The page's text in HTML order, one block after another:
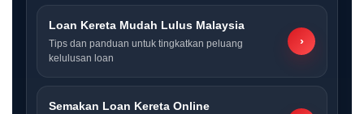
Loan Kereta Mudah Lulus Malaysia
Tips dan panduan untuk tingkatkan peluang
kelulusan loan
›
Semakan Loan Kereta Online